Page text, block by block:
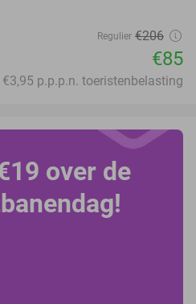
Regulier €206
€85
€3,95 p.p.p.n. toeristenbelasting
over de